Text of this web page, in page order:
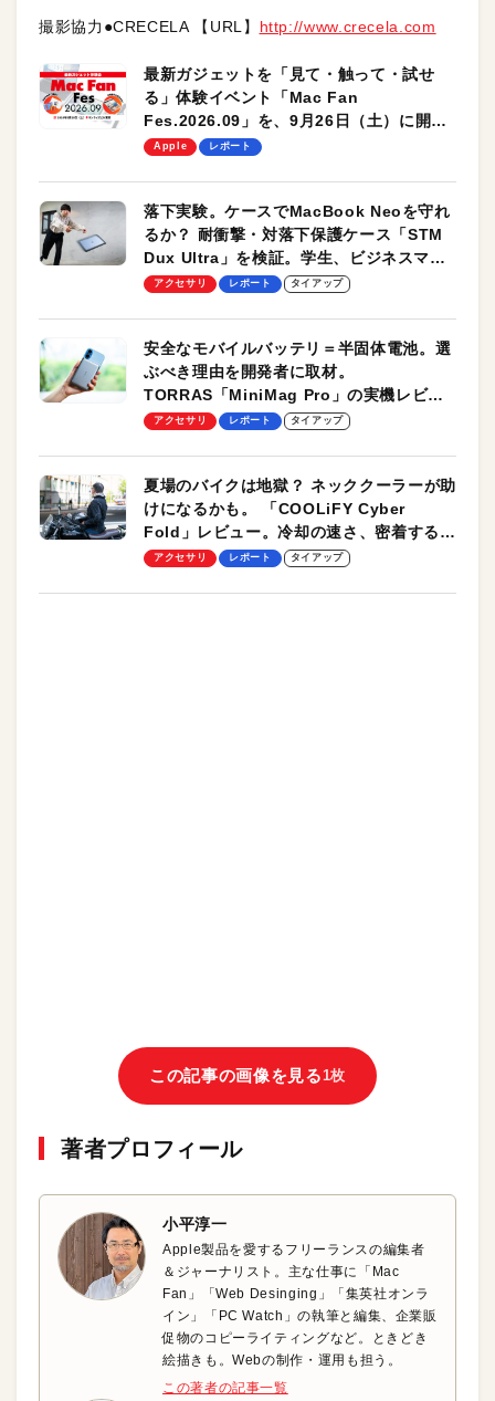
撮影協力●CRECELA 【URL】 http://www.crecela.com
最新ガジェットを「見て・触って・試せ
る」体験イベント「Mac Fan
Fes.2026.09」を、9月26日（土）に開催
します！
Apple レポート
落下実験。ケースでMacBook Neoを守れ
るか？ 耐衝撃・対落下保護ケース「STM
Dux Ultra」を検証。学生、ビジネスマン
のモバイルユースに最適！
アクセサリ レポート タイアップ
安全なモバイルバッテリ＝半固体電池。選
ぶべき理由を開発者に取材。
TORRAS「MiniMag Pro」の実機レビュ
ーも
アクセサリ レポート タイアップ
夏場のバイクは地獄？ ネッククーラーが助
けになるかも。 「COOLiFY Cyber
Fold」レビュー。冷却の速さ、密着する冷
却プレート、シンプルな操作性がグッド！
アクセサリ レポート タイアップ
この記事の画像を見る 1枚
著者プロフィール
小平淳一
Apple製品を愛するフリーランスの編集者
＆ジャーナリスト。主な仕事に「Mac
Fan」「Web Desinging」「集英社オンラ
イン」「PC Watch」の執筆と編集、企業販
促物のコピーライティングなど。ときどき
絵描きも。Webの制作・運用も担う。
この著者の記事一覧